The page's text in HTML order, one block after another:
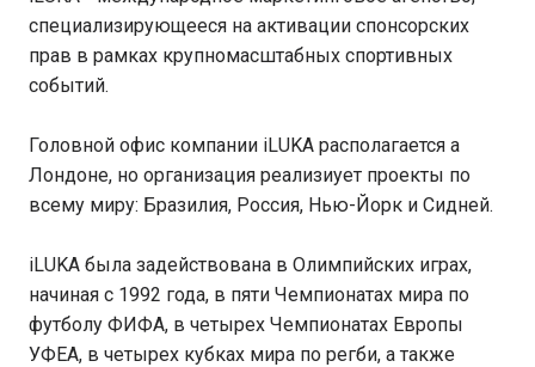
специализирующееся на активации спонсорских
прав в рамках крупномасштабных спортивных
событий.
Головной офис компании iLUKA располагается а
Лондоне, но организация реализиует проекты по
всему миру: Бразилия, Россия, Нью-Йорк и Сидней.
iLUKA была задействована в Олимпийских играх,
начиная с 1992 года, в пяти Чемпионатах мира по
футболу ФИФА, в четырех Чемпионатах Европы
УФЕА, в четырех кубках мира по регби, а также